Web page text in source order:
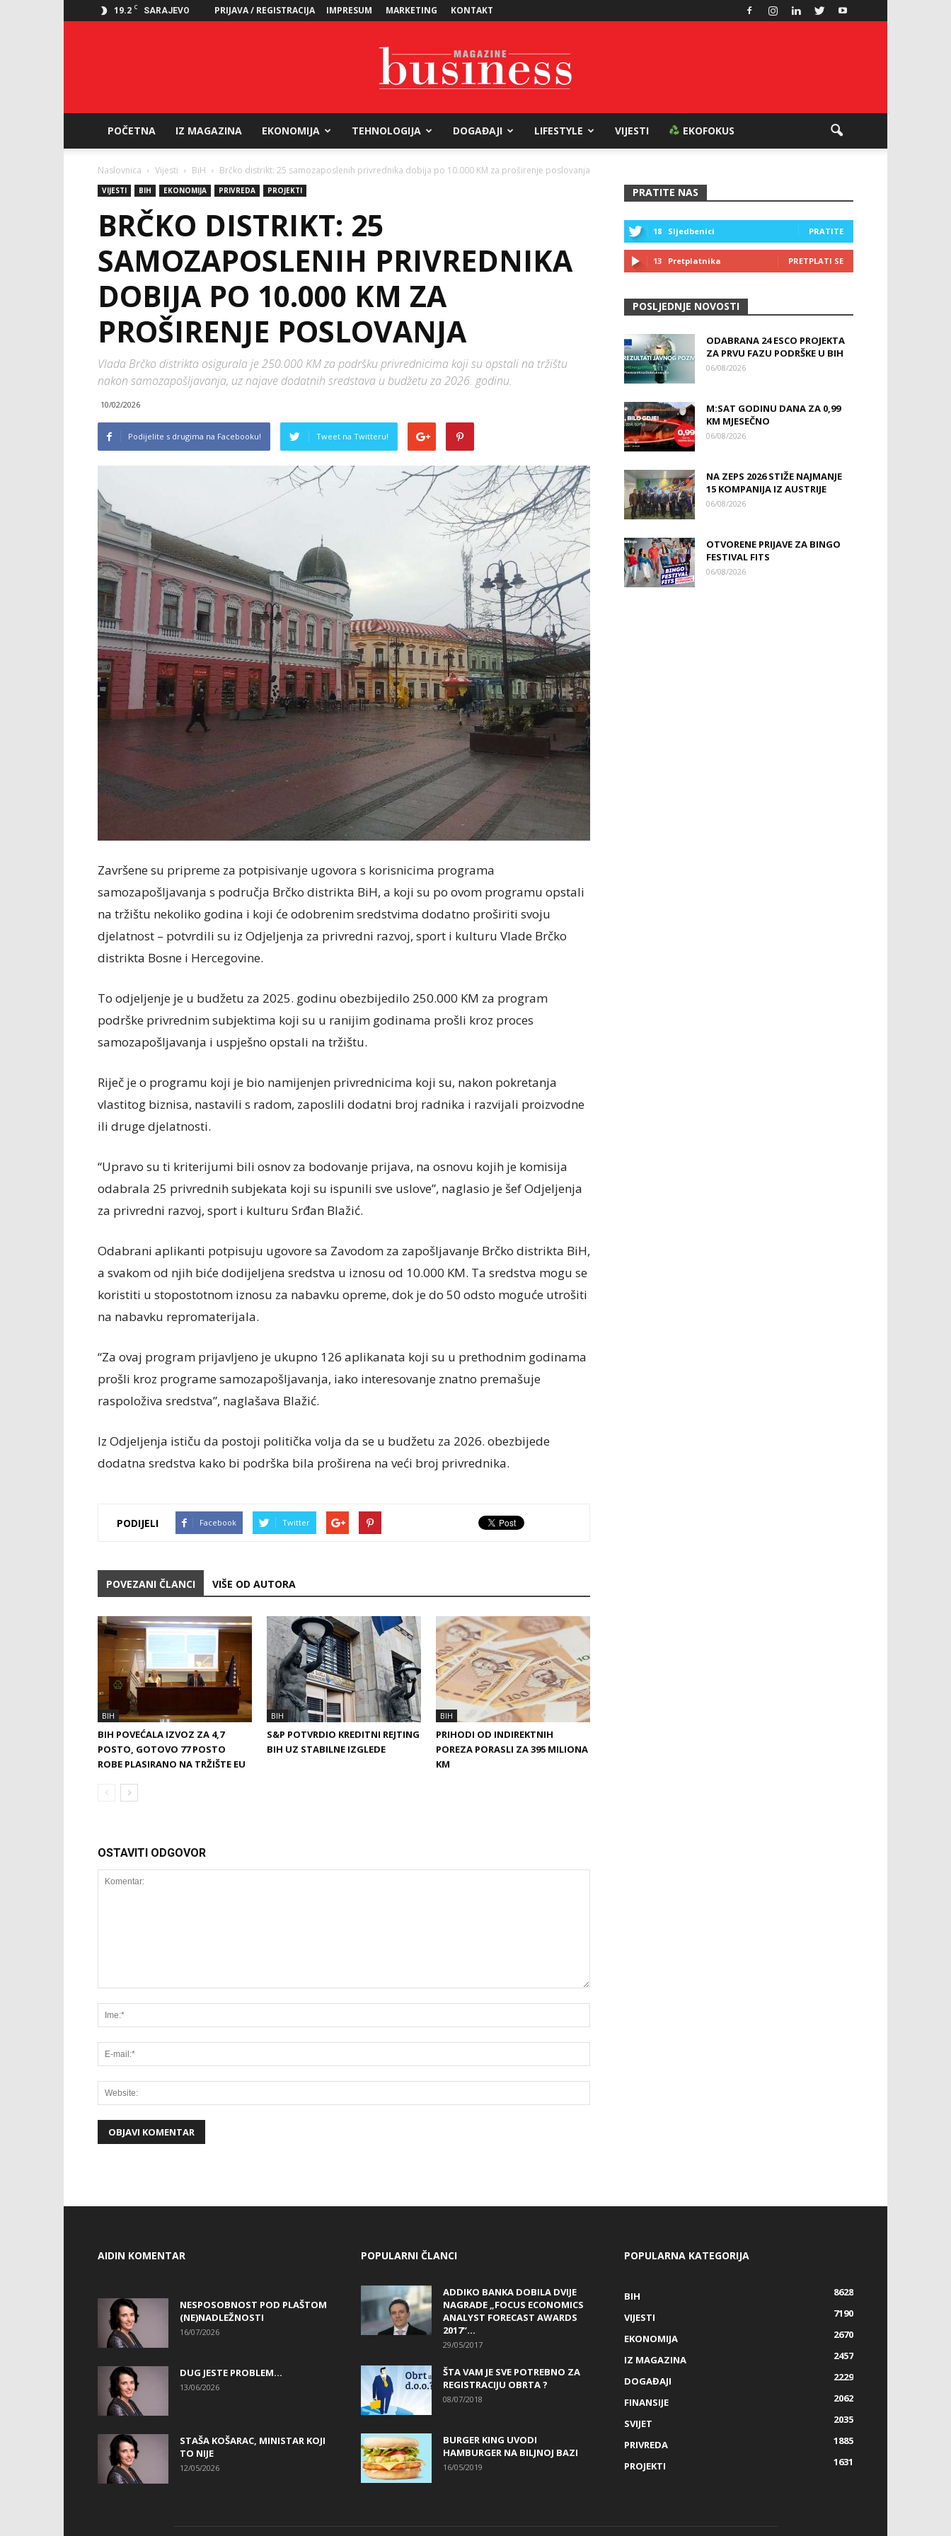
19.2 C SARAJEVO PRIJAVA / REGISTRACIJA IMPRESUM MARKETING KONTAKT
POČETNA IZ MAGAZINA EKONOMIJA TEHNOLOGIJA DOGAĐAJI LIFESTYLE VIJESTI EKOFOKUS
Naslovnica Vijesti BiH Brčko distrikt: 25 samozaposlenih privrednika dobija po 10.000 KM za proširenje poslovanja
VIJESTI BIH EKONOMIJA PRIVREDA PROJEKTI
BRČKO DISTRIKT: 25
SAMOZAPOSLENIH PRIVREDNIKA
DOBIJA PO 10.000 KM ZA
PROŠIRENJE POSLOVANJA
Vlada Brčko distrikta osigurala je 250.000 KM za podršku privrednicima koji su opstali na tržištu
nakon samozapošljavanja, uz najave dodatnih sredstava u budžetu za 2026. godinu.
10/02/2026
Podijelite s drugima na Facebooku! Tweet na Twitteru!
Završene su pripreme za potpisivanje ugovora s korisnicima programa
samozapošljavanja s područja Brčko distrikta BiH, a koji su po ovom programu opstali
na tržištu nekoliko godina i koji će odobrenim sredstvima dodatno proširiti svoju
djelatnost – potvrdili su iz Odjeljenja za privredni razvoj, sport i kulturu Vlade Brčko
distrikta Bosne i Hercegovine.
To odjeljenje je u budžetu za 2025. godinu obezbijedilo 250.000 KM za program
podrške privrednim subjektima koji su u ranijim godinama prošli kroz proces
samozapošljavanja i uspješno opstali na tržištu.
Riječ je o programu koji je bio namijenjen privrednicima koji su, nakon pokretanja
vlastitog biznisa, nastavili s radom, zaposlili dodatni broj radnika i razvijali proizvodne
ili druge djelatnosti.
“Upravo su ti kriterijumi bili osnov za bodovanje prijava, na osnovu kojih je komisija
odabrala 25 privrednih subjekata koji su ispunili sve uslove”, naglasio je šef Odjeljenja
za privredni razvoj, sport i kulturu Srđan Blažić.
Odabrani aplikanti potpisuju ugovore sa Zavodom za zapošljavanje Brčko distrikta BiH,
a svakom od njih biće dodijeljena sredstva u iznosu od 10.000 KM. Ta sredstva mogu se
koristiti u stopostotnom iznosu za nabavku opreme, dok je do 50 odsto moguće utrošiti
na nabavku repromaterijala.
“Za ovaj program prijavljeno je ukupno 126 aplikanata koji su u prethodnim godinama
prošli kroz programe samozapošljavanja, iako interesovanje znatno premašuje
raspoloživa sredstva”, naglašava Blažić.
Iz Odjeljenja ističu da postoji politička volja da se u budžetu za 2026. obezbijede
dodatna sredstva kako bi podrška bila proširena na veći broj privrednika.
PODIJELI Facebook Twitter
POVEZANI ČLANCI VIŠE OD AUTORA
BIH
BIH POVEĆALA IZVOZ ZA 4,7
POSTO, GOTOVO 77 POSTO
ROBE PLASIRANO NA TRŽIŠTE EU
BIH
S&P POTVRDIO KREDITNI REJTING
BIH UZ STABILNE IZGLEDE
BIH
PRIHODI OD INDIREKTNIH
POREZA PORASLI ZA 395 MILIONA
KM
OSTAVITI ODGOVOR
PRATITE NAS
18 Sljedbenici PRATITE
13 Pretplatnika PRETPLATI SE
POSLJEDNJE NOVOSTI
ODABRANA 24 ESCO PROJEKTA
ZA PRVU FAZU PODRŠKE U BIH
06/08/2026
M:SAT GODINU DANA ZA 0,99
KM MJESEČNO
06/08/2026
NA ZEPS 2026 STIŽE NAJMANJE
15 KOMPANIJA IZ AUSTRIJE
06/08/2026
OTVORENE PRIJAVE ZA BINGO
FESTIVAL FITS
06/08/2026
AIDIN KOMENTAR
NESPOSOBNOST POD PLAŠTOM
(NE)NADLEŽNOSTI
16/07/2026
DUG JESTE PROBLEM…
13/06/2026
STAŠA KOŠARAC, MINISTAR KOJI
TO NIJE
12/05/2026
POPULARNI ČLANCI
ADDIKO BANKA DOBILA DVIJE
NAGRADE „FOCUS ECONOMICS
ANALYST FORECAST AWARDS
2017“...
29/05/2017
ŠTA VAM JE SVE POTREBNO ZA
REGISTRACIJU OBRTA ?
08/07/2018
BURGER KING UVODI
HAMBURGER NA BILJNOJ BAZI
16/05/2019
POPULARNA KATEGORIJA
BIH
8628
VIJESTI
7190
EKONOMIJA
2670
IZ MAGAZINA
2457
DOGAĐAJI
2229
FINANSIJE
2062
SVIJET
2035
PRIVREDA
1885
PROJEKTI
1631